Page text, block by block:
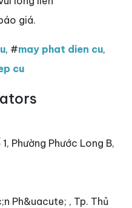
giá.
, #may phat dien cu,
cu
Phường Phước Long B,
Ph&uacute; , Tp. Thủ